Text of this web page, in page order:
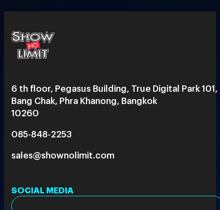
6 th floor, Pegasus Building, True Digital Park 101,
Bang Chak, Phra Khanong, Bangkok
10260
085-848-2253
sales@shownolimit.com
SOCIAL MEDIA